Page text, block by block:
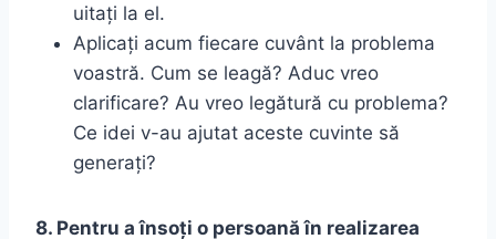
uitați la el.
Aplicați acum fiecare cuvânt la problema
voastră. Cum se leagă? Aduc vreo
clarificare? Au vreo legătură cu problema?
Ce idei v-au ajutat aceste cuvinte să
generați?
8. Pentru a însoți o persoană în realizarea